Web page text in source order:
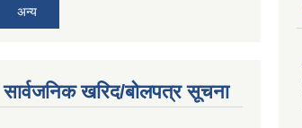
अन्य
सार्वजनिक खरिद/बोलपत्र सूचना